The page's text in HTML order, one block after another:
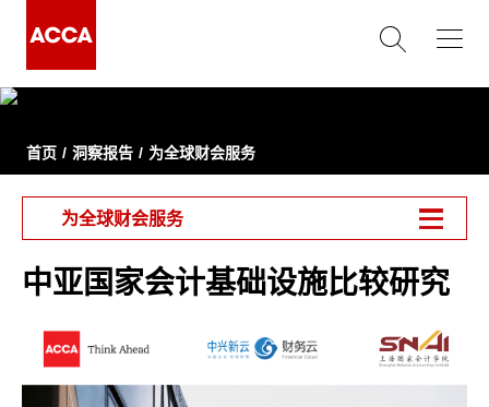
首页 洞察报告 为全球财会服务
为全球财会服务
中亚国家会计基础设施比较研究